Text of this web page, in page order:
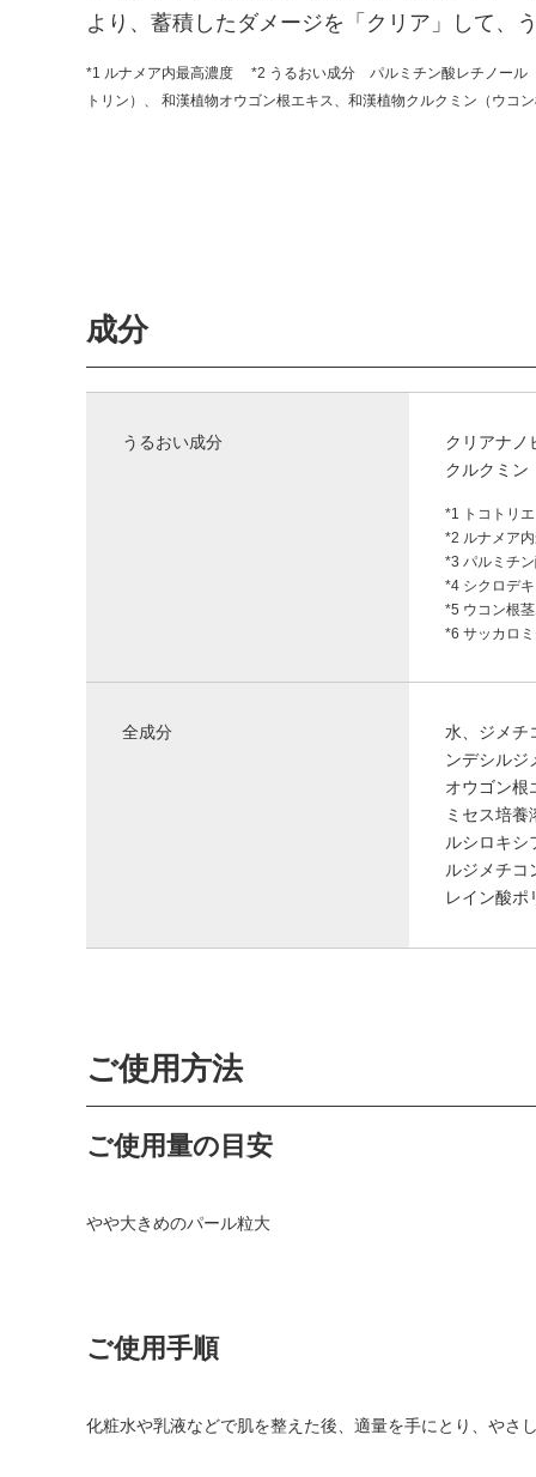
より、蓄積したダメージを「クリア」して、
*1 ルナメア内最高濃度 *2 うるおい成分 パルミチン酸レチノール
トリン）、 和漢植物オウゴン根エキス、和漢植物クルクミン（ウコン
成分
うるおい成分 クリアナノ
クルクミン
*1 トコトリ
*2 ルナメア
*3 パルミチ
*4 シクロデ
*5 ウコン根
*6 サッカロ
全成分
水、ジメチ
ンデシルジ
オウゴン根
ミセス培
ルシロキシ
ルジメチコ
レイン酸ポ
ご使用方法
ご使用量の目安
やや大きめのパール粒大
ご使用手順
化粧水や乳液などで肌を整えた後、適量を手にとり、やさ